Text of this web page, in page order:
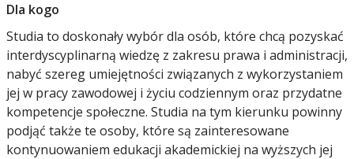
Dla kogo
Studia to doskonały wybór dla osób, które chcą pozyskać
interdyscyplinarną wiedzę z zakresu prawa i administracji,
nabyć szereg umiejętności związanych z wykorzystaniem
jej w pracy zawodowej i życiu codziennym oraz przydatne
kompetencje społeczne. Studia na tym kierunku powinny
podjąć także te osoby, które są zainteresowane
kontynuowaniem edukacji akademickiej na wyższych jej